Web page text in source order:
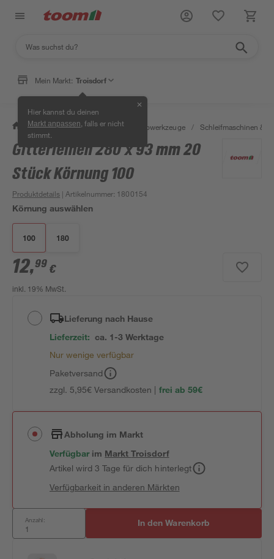
Mein Markt: Troisdorf
Hier kannst du deinen
Markt anpassen , falls er nicht
stimmt.
✕
/ Werkstatt & Maschinen / Elektrowerkzeuge / Schleifmaschinen &
Gitterleinen 280 x 93 mm 20
Stück Körnung 100
Produktdetails | Artikelnummer: 1800154
Körnung auswählen
100 180
12,99 €
inkl. 19% MwSt.
Lieferung nach Hause
Lieferzeit: ca. 1-3 Werktage
Nur wenige verfügbar
Paketversand
zzgl. 5,95€ Versandkosten | frei ab 59€
Abholung im Markt
Verfügbar im MarktTroisdorf
Artikel wird 3 Tage für dich hinterlegt
Verfügbarkeit in anderen Märkten
Anzahl: In den Warenkorb